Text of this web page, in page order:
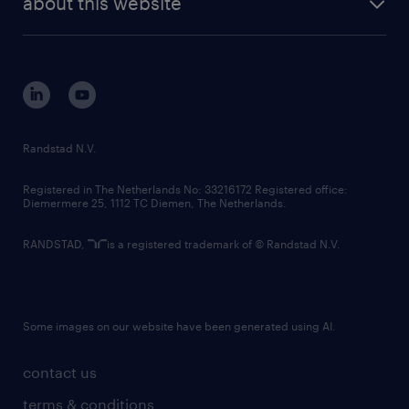
corporate governance
randstad innovation fund
country websites
contact us
terms & conditions
Randstad N.V.
Registered in The Netherlands No: 33216172 Registered office:
Diemermere 25, 1112 TC Diemen, The Netherlands.
RANDSTAD, is a registered trademark of © Randstad N.V.
Some images on our website have been generated using AI.